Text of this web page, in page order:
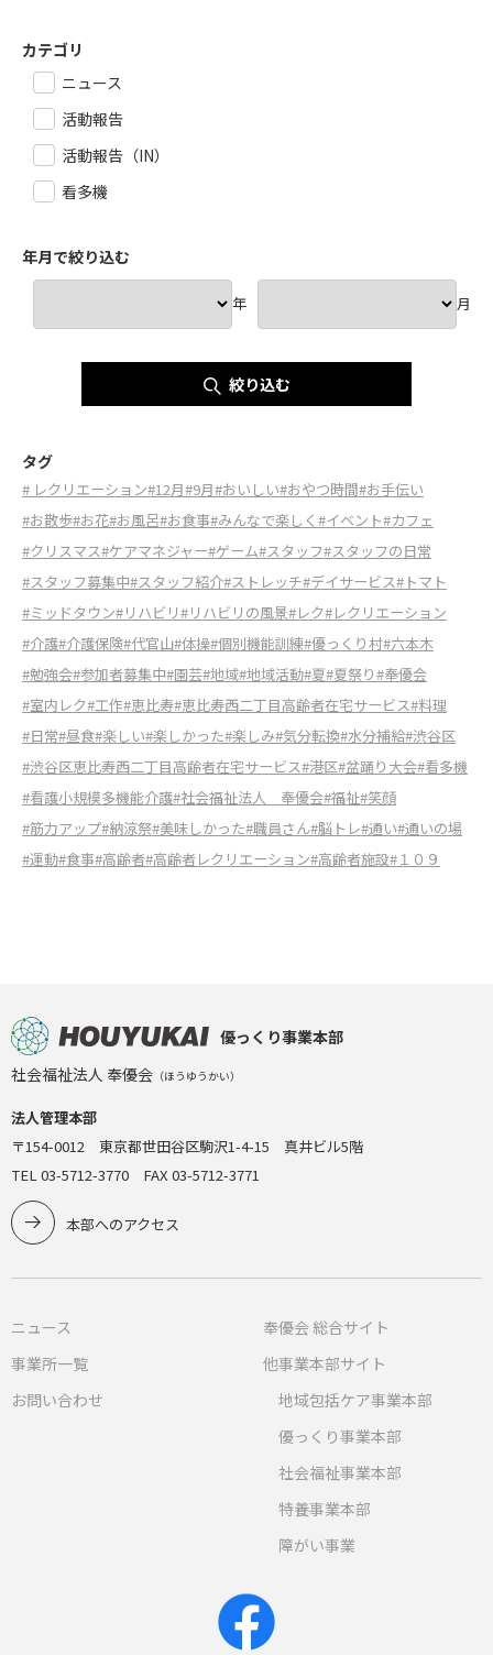
カテゴリ
ニュース
活動報告
活動報告（IN）
看多機
年月で絞り込む
年 月
絞り込む
タグ
# レクリエーション#12月#9月#おいしい#おやつ時間#お手伝い
#お散歩#お花#お風呂#お食事#みんなで楽しく #イベント#カフェ
#クリスマス#ケアマネジャー#ゲーム#スタッフ#スタッフの日常
#スタッフ募集中#スタッフ紹介#ストレッチ#デイサービス#トマト
#ミッドタウン#リハビリ#リハビリの風景#レク#レクリエーション
#介護#介護保険#代官山#体操#個別機能訓練#優っくり村#六本木
#勉強会#参加者募集中#園芸#地域#地域活動#夏#夏祭り#奉優会
#室内レク#工作#恵比寿#恵比寿西二丁目高齢者在宅サービス#料理
#日常#昼食#楽しい#楽しかった#楽しみ#気分転換#水分補給#渋谷区
#渋谷区恵比寿西二丁目高齢者在宅サービス#港区#盆踊り大会#看多機
#看護小規模多機能介護#社会福祉法人 奉優会#福祉#笑顔
#筋力アップ#納涼祭#美味しかった#職員さん#脳トレ#通い#通いの場
#運動#食事#高齢者#高齢者レクリエーション#高齢者施設#１０９
優っくり事業本部
社会福祉法人 奉優会 （ほうゆうかい）
法人管理本部
〒154-0012 東京都世田谷区駒沢1-4-15 真井ビル5階
TEL 03-5712-3770 FAX 03-5712-3771
本部へのアクセス
ニュース
事業所一覧
お問い合わせ
奉優会 総合サイト
他事業本部サイト
地域包括ケア事業本部
優っくり事業本部
社会福祉事業本部
特養事業本部
障がい事業